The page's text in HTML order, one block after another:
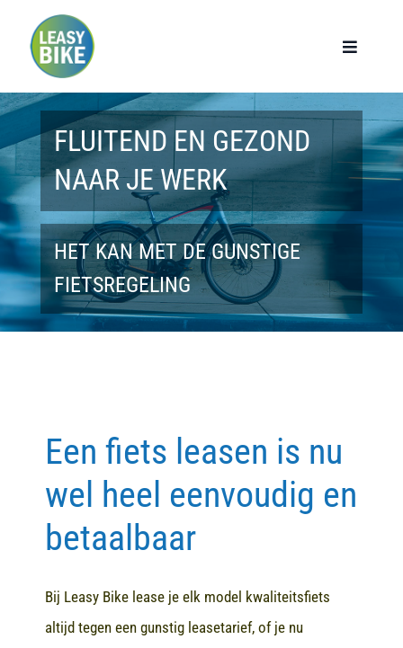
Toggle
Home
Werknemers
Werkgevers
Privé lease
Modellen
Contact
FLUITEND EN GEZOND
NAAR JE WERK
HET KAN MET DE GUNSTIGE
FIETSREGELING
Een fiets leasen is nu
wel heel eenvoudig en
betaalbaar
Bij Leasy Bike lease je elk model kwaliteitsfiets
altijd tegen een gunstig leasetarief, of je nu